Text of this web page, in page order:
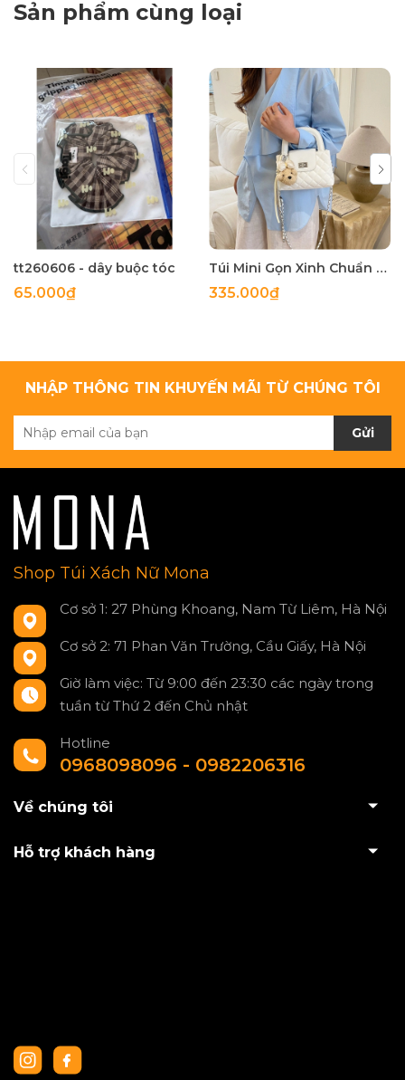
Sản phẩm cùng loại
tt260606 - dây buộc tóc
65.000₫
Túi Mini Gọn Xinh Chuẩn Gu - tt260518
335.000₫
NHẬP THÔNG TIN KHUYẾN MÃI TỪ CHÚNG TÔI
Gửi
Shop Túi Xách Nữ Mona
Cơ sở 1: 27 Phùng Khoang, Nam Từ Liêm, Hà Nội
Cơ sở 2: 71 Phan Văn Trường, Cầu Giấy, Hà Nội
Giờ làm việc: Từ 9:00 đến 23:30 các ngày trong
tuần từ Thứ 2 đến Chủ nhật
Hotline
0968098096 - 0982206316
Về chúng tôi
Hỗ trợ khách hàng